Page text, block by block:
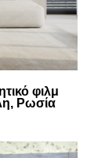
φιλμ
Ρωσία